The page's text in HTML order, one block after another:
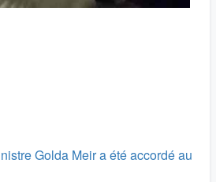
Golda Meir a été accordé au